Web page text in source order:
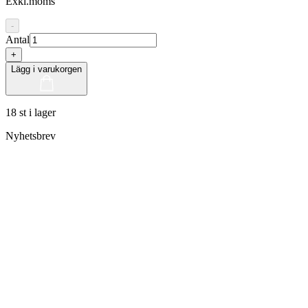
-
Antal
+
Lägg i varukorgen
18 st i lager
Nyhetsbrev